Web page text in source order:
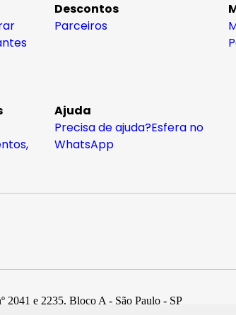
Descontos
Parceiros
Ajuda
Precisa de ajuda?Esfera no
WhatsApp
2041 e 2235, Bloco A - São Paulo - SP